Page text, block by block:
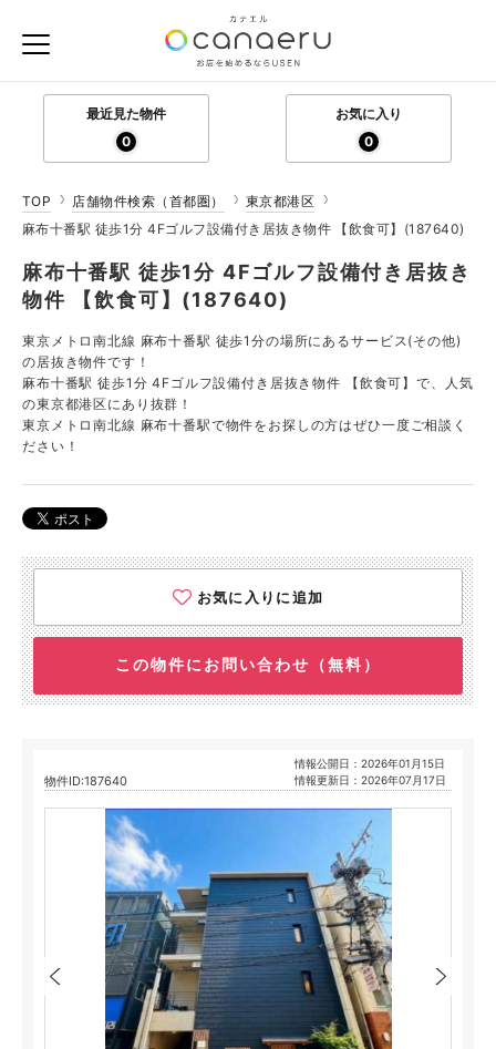
最近見た物件
0
お気に入り
0
TOP 店舗物件検索（首都圏）
東京都港区
麻布十番駅 徒歩1分 4Fゴルフ設備付き居抜き物件 【飲食可】(187640)
麻布十番駅 徒歩1分 4Fゴルフ設備付き居抜き
物件 【飲食可】(187640)
東京メトロ南北線 麻布十番駅 徒歩1分の場所にあるサービス(その他)
の居抜き物件です！
麻布十番駅 徒歩1分 4Fゴルフ設備付き居抜き物件 【飲食可】で、人気
の東京都港区にあり抜群！
東京メトロ南北線 麻布十番駅で物件をお探しの方はぜひ一度ご相談く
ださい！
お気に入りに追加
この物件にお問い合わせ（無料）
物件ID:187640
情報公開日：2026年01月15日
情報更新日：2026年07月17日